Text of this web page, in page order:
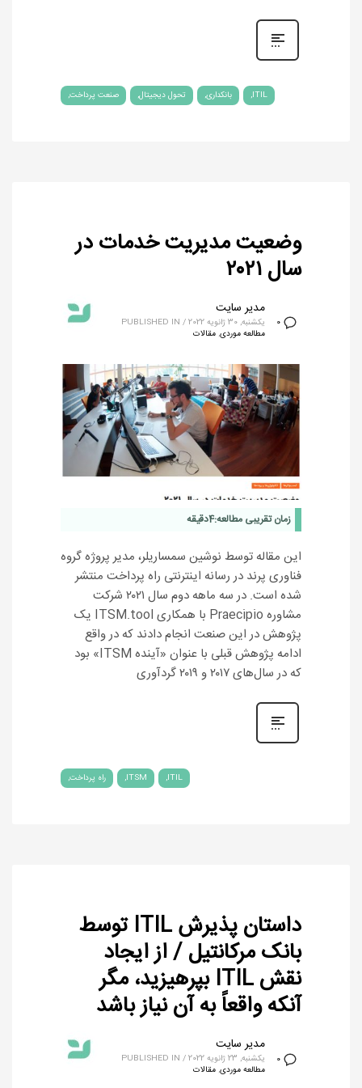
ITIL بانکداری تحول دیجیتال صنعت پرداخت
وضعیت مدیریت خدمات در
سال ٢٠٢١
0
مدیر سایت
یکشنبه, 30 ژانویه 2022 /
PUBLISHED IN
مطالعه موردی, مقالات
زمان تقریبی مطالعه:4دقیقه
این مقاله توسط نوشین سمساریلر، مدیر پروژه گروه
فناوری پرند در رسانه اینترنتی راه پرداخت منتشر
شده است. در سه ماهه دوم سال ٢٠٢١ شرکت
مشاوره Praecipio با همکاری ITSM.tool یک
پژوهش در این صنعت انجام دادند که در واقع
ادامه پژوهش قبلی با عنوان «آینده ITSM» بود
که در سال‌های ٢٠١٧ و ٢٠١٩ گردآوری
ITIL
ITSM راه پرداخت
داستان پذیرش ITIL توسط
بانک مرکانتیل / از ایجاد
نقش ITIL بپرهیزید، مگر
آنکه واقعاً به آن نیاز باشد
0
مدیر سایت
یکشنبه, 23 ژانویه 2022 /
PUBLISHED IN
مطالعه موردی, مقالات